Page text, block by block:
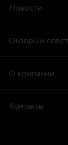
Новости
Обзоры и
О компании
Контакты